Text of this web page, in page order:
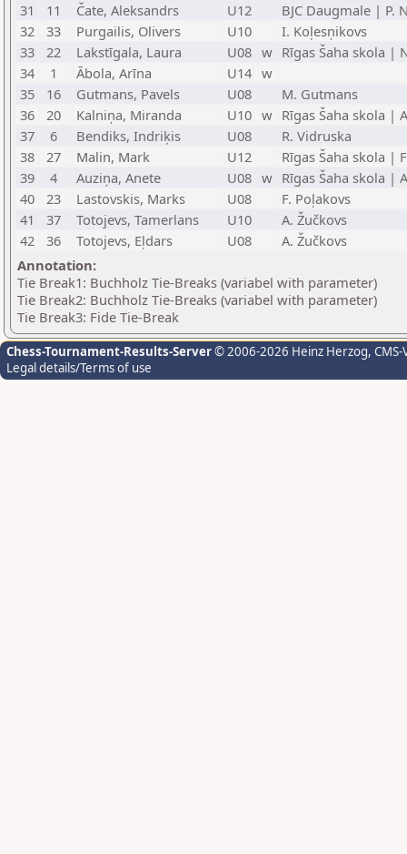
31
11 Čate, Aleksandrs U12
BJC Daugmale | P.
32
33 Purgailis, Olivers U10
I. Koļesņikovs
33
22 Lakstīgala, Laura U08 w Rīgas Šaha skola |
34
1 Ābola, Arīna U14 w
35
16 Gutmans, Pavels U08
M. Gutmans
36
20 Kalniņa, Miranda U10 w Rīgas Šaha skola |
37
6 Bendiks, Indriķis U08
R. Vidruska
38
27 Malin, Mark U12
Rīgas Šaha skola |
39
4 Auziņa, Anete U08 w Rīgas Šaha skola |
40
23 Lastovskis, Marks U08
F. Poļakovs
41
37 Totojevs, Tamerlans U10
A. Žučkovs
42
36 Totojevs, Eļdars U08
A. Žučkovs
Annotation:
Tie Break1: Buchholz Tie-Breaks (variabel with parameter)
Tie Break2: Buchholz Tie-Breaks (variabel with parameter)
Tie Break3: Fide Tie-Break
Chess-Tournament-Results-Server© 2006-2026 Heinz Herzog,
Legal details/Terms of use